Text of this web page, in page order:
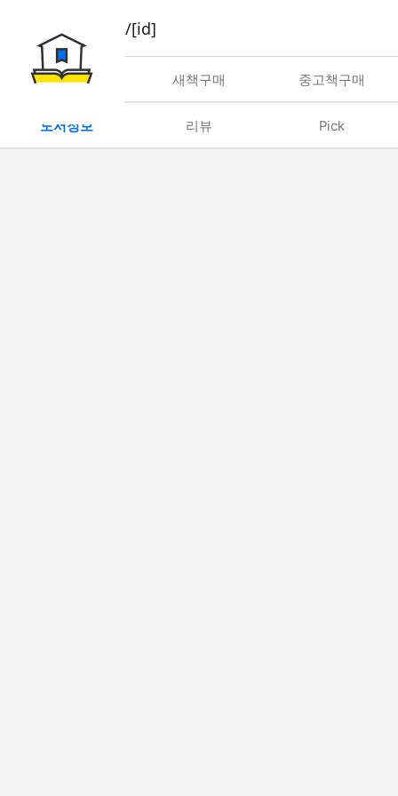
book/rent/[id]
대여 새책구매 중고책구매
도서정보 리뷰 Pick